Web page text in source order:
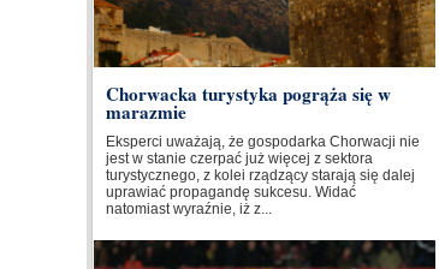
Chorwacka turystyka pogrąża się w
marazmie
Eksperci uważają, że gospodarka Chorwacji nie
jest w stanie czerpać już więcej z sektora
turystycznego, z kolei rządzący starają się dalej
uprawiać propagandę sukcesu. Widać
natomiast wyraźnie, iż z...